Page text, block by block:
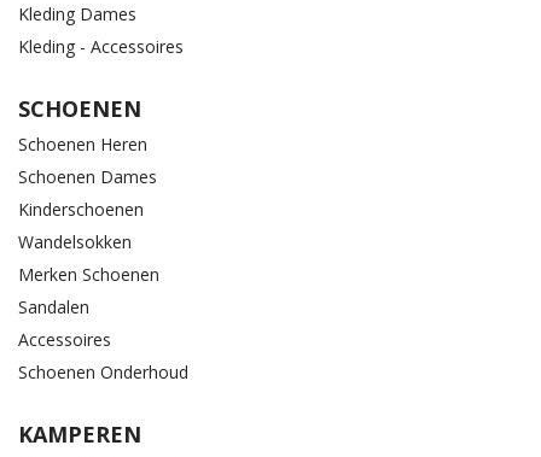
Kleding Dames
Kleding - Accessoires
SCHOENEN
Schoenen Heren
Schoenen Dames
Kinderschoenen
Wandelsokken
Merken Schoenen
Sandalen
Accessoires
Schoenen Onderhoud
KAMPEREN